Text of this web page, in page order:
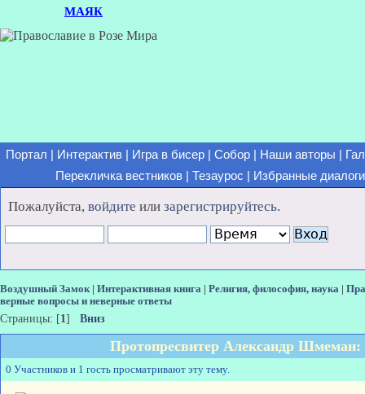
МАЯК
Портал Интерактив| Игра в бисер| Собор| Наши авторы
Перекличка вестников
Тезаурос Избранные диалоги
Пожалуйста, войдите или зарегистрируйтесь.
Воздушный Замок| Интерактивная книга Религия, философия, наука
верные вопросы и неверные ответы
Страницы: [1] Вниз
Протопресвитер Александр
0 Участников и 1 гость просматривают эту тему.